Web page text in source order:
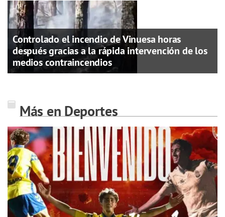
Controlado el incendio de Vinuesa horas
después gracias a la rápida intervención de los
medios contraincendios
Más en Deportes